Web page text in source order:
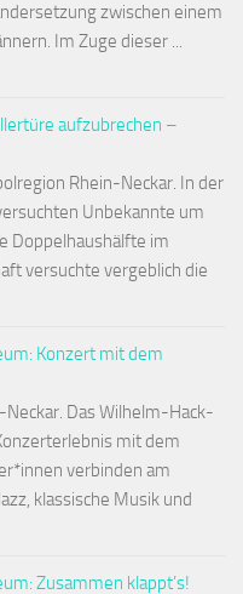
zwischen einem
Im Zuge dieser ...
aufzubrechen –
Rhein-Neckar. In der
Unbekannte um
Doppelhaushälfte im
versuchte vergeblich die
Konzert mit dem
Das Wilhelm-Hack-
mit dem
verbinden am
klassische Musik und
Zusammen klappt’s!